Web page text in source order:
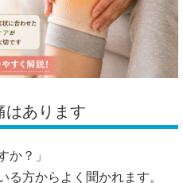
はあります
か？」
る方からよく聞かれます。